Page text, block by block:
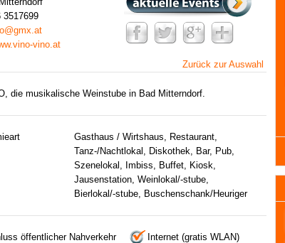
3517699
vino.at
Zurück zur Auswahl
die musikalische Weinstube in Bad Mitterndorf.
Gasthaus / Wirtshaus, Restaurant,
Tanz-/Nachtlokal, Diskothek, Bar, Pub,
Szenelokal, Imbiss, Buffet, Kiosk,
Jausenstation, Weinlokal/-stube,
Bierlokal/-stube, Buschenschank/Heuriger
öffentlicher Nahverkehr
Internet (gratis WLAN)